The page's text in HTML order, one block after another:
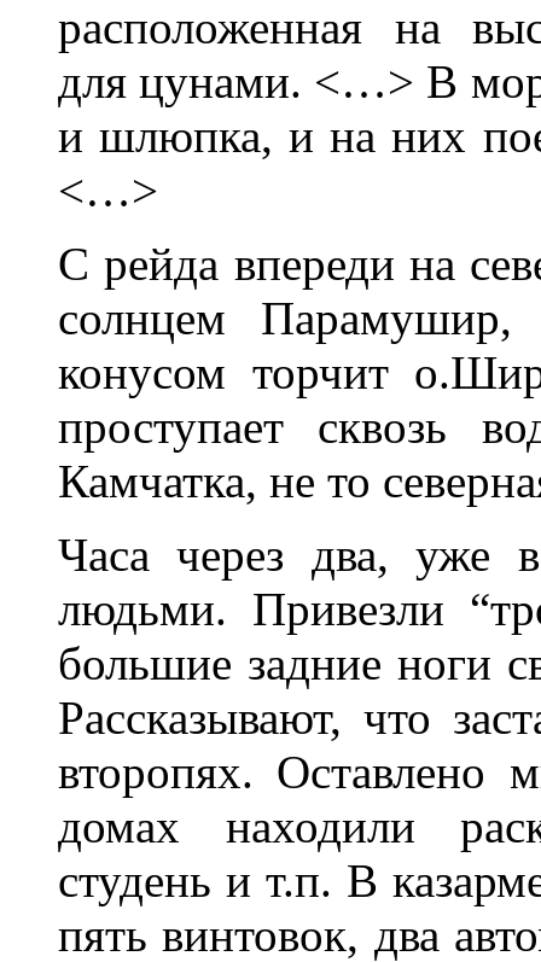
расположенная на
для цунами. <…> В
и шлюпка, и на них
<…>
С рейда впереди на
солнцем
конусом торчит
проступает сквозь
Камчатка, не то
Часа через два, уже
людьми. Привезли
большие задние ноги
Рассказывают, что
второпях. Оставлено
домах находили
студень и т.п. В
пять винтовок, два